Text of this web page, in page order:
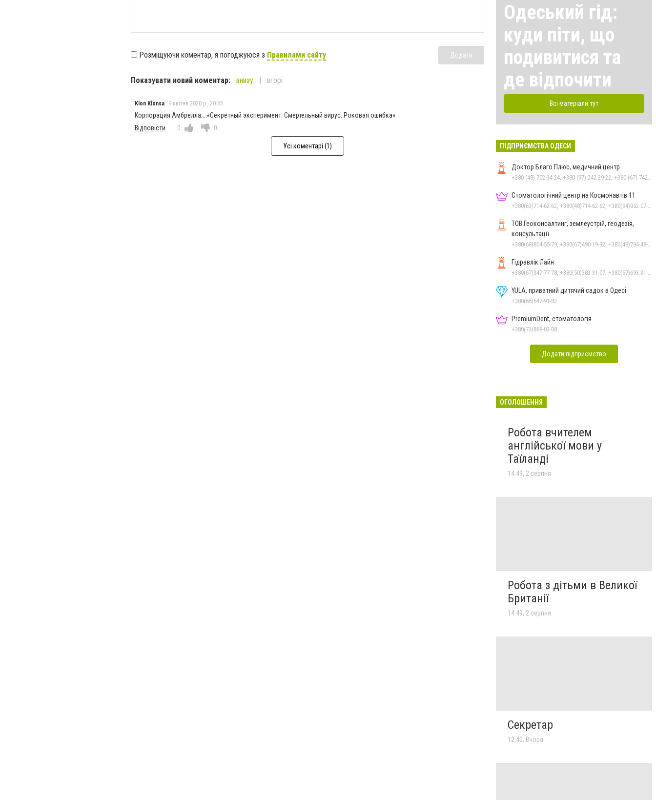
Розміщуючи коментар, я погоджуюся з Правилами сайту Додати
Показувати новий коментар: внизу вгорі
Klon Klonsa 9 квітня 2020 р., 20:35
Корпорация Амбрелла....«Секретный эксперимент. Смертельный вирус. Роковая ошибка»
Відповісти
0 0
Усі коментарі (1)
Одеський гід:
куди піти, що
подивитися та
де відпочити
Всі матеріали тут
ПІДПРИЄМСТВА ОДЕСИ
Доктор Благо Плюс, медичний центр
Стоматологічний центр на Космонавтів 11
ТОВ Геоконсалтинг, землеустрій, геодезія,
консультації
Гідравлік Лайн
YULA, приватний дитячий садок в Одесі
+380(66)647-91-83
PremiumDent, стоматологія
+380(73)888-03-08
Додати підприємство
ОГОЛОШЕННЯ
Робота вчителем
англійської мови у
Таїланді
14:49, 2 серпня
Робота з дітьми в Великої
Британії
14:49, 2 серпня
Секретар
12:40, Вчора